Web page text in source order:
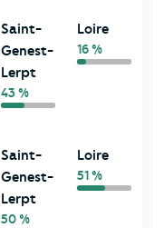
Saint-
Genest-
Lerpt
43 %
Loire
16 %
Saint-
Genest-
Lerpt
50 %
Loire
51 %